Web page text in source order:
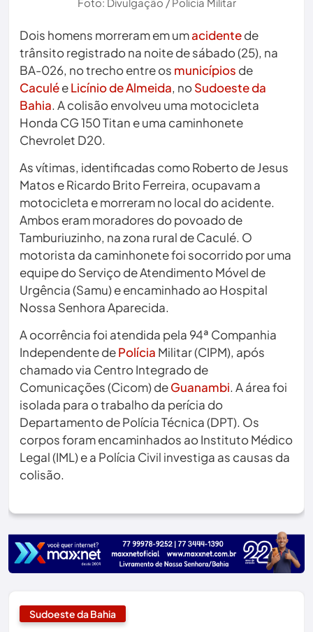
Dois homens morreram em umacidentede
trânsito registrado na noite de sábado (25), na
BA-026, no trecho entre os municípios de
CaculéeLicínio de Almeida, noSudoeste da
Bahia. A colisão envolveu uma motocicleta
Honda CG 150 Titan e uma caminhonete
Chevrolet D20.
As vítimas, identificadas como Roberto de Jesus
Matos e Ricardo Brito Ferreira, ocupavam a
motocicleta e morreram no local do acidente.
Ambos eram moradores do povoado de
Tamburiuzinho, na zona rural de Caculé. O
motorista da caminhonete foi socorrido por uma
equipe do Serviço de Atendimento Móvel de
Urgência (Samu) e encaminhado ao Hospital
Nossa Senhora Aparecida.
A ocorrência foi atendida pela 94ª Companhia
Independente dePolícia Militar (CIPM), após
chamado via Centro Integrado de
Comunicações (Cicom) deGuanambi. A área foi
isolada para o trabalho da perícia do
Departamento de Polícia Técnica (DPT). Os
corpos foram encaminhados ao Instituto Médico
Legal (IML) e a Polícia Civil investiga as causas da
colisão.
Sudoeste da Bahia